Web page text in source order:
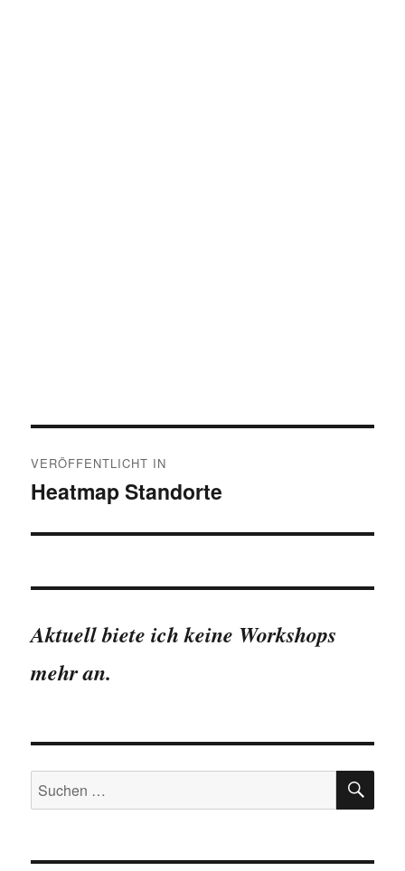
VERÖFFENTLICHT IN
Heatmap Standorte
Aktuell biete ich keine Workshops
mehr an.
Suchen
nach: